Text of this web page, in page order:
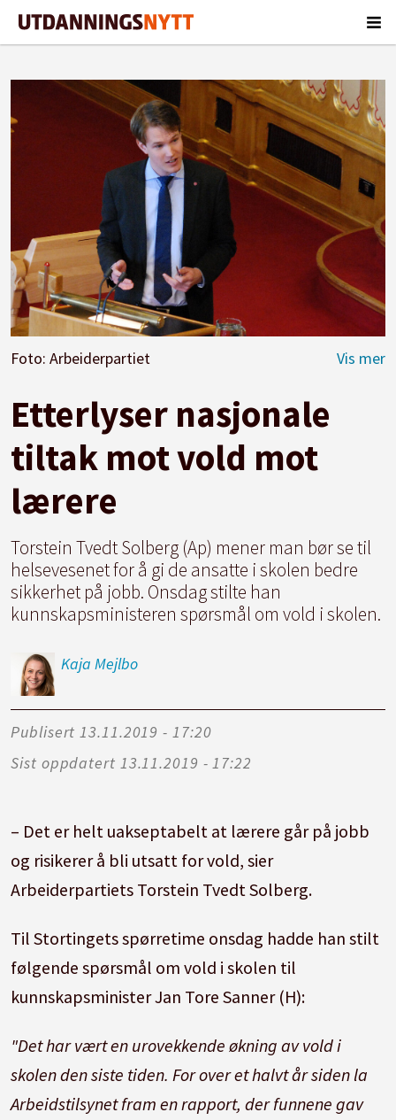
Foto: Arbeiderpartiet
Etterlyser nasjonale
tiltak mot vold mot
lærere
Torstein Tvedt Solberg (Ap) mener man bør se til
helsevesenet for å gi de ansatte i skolen bedre
sikkerhet på jobb. Onsdag stilte han
kunnskapsministeren spørsmål om vold i skolen.
Kaja Mejlbo
Publisert
13.11.2019 - 17:20
Sist oppdatert
13.11.2019 - 17:22
– Det er helt uakseptabelt at lærere går på jobb
og risikerer å bli utsatt for vold, sier
Arbeiderpartiets Torstein Tvedt Solberg.
Til Stortingets spørretime onsdag hadde han stilt
følgende spørsmål om vold i skolen til
kunnskapsminister Jan Tore Sanner (H):
"Det har vært en urovekkende økning av vold i
skolen den siste tiden. For over et halvt år siden la
Arbeidstilsynet fram en rapport, der funnene gav